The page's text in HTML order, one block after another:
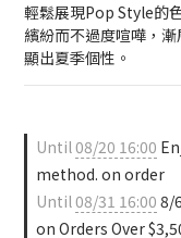
輕鬆展現Pop Style的
繽紛而不過度喧嘩，
顯出夏季個性。
Until08/20 16:00
method. on order
Until08/31 16:00 8/
on Orders Over